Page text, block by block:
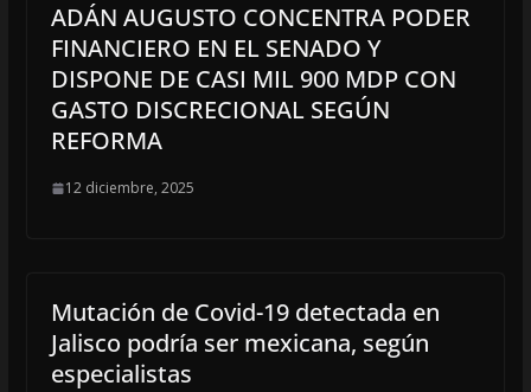
ADÁN AUGUSTO CONCENTRA PODER
FINANCIERO EN EL SENADO Y
DISPONE DE CASI MIL 900 MDP CON
GASTO DISCRECIONAL SEGÚN
REFORMA
12 diciembre, 2025
Mutación de Covid-19 detectada en
Jalisco podría ser mexicana, según
especialistas